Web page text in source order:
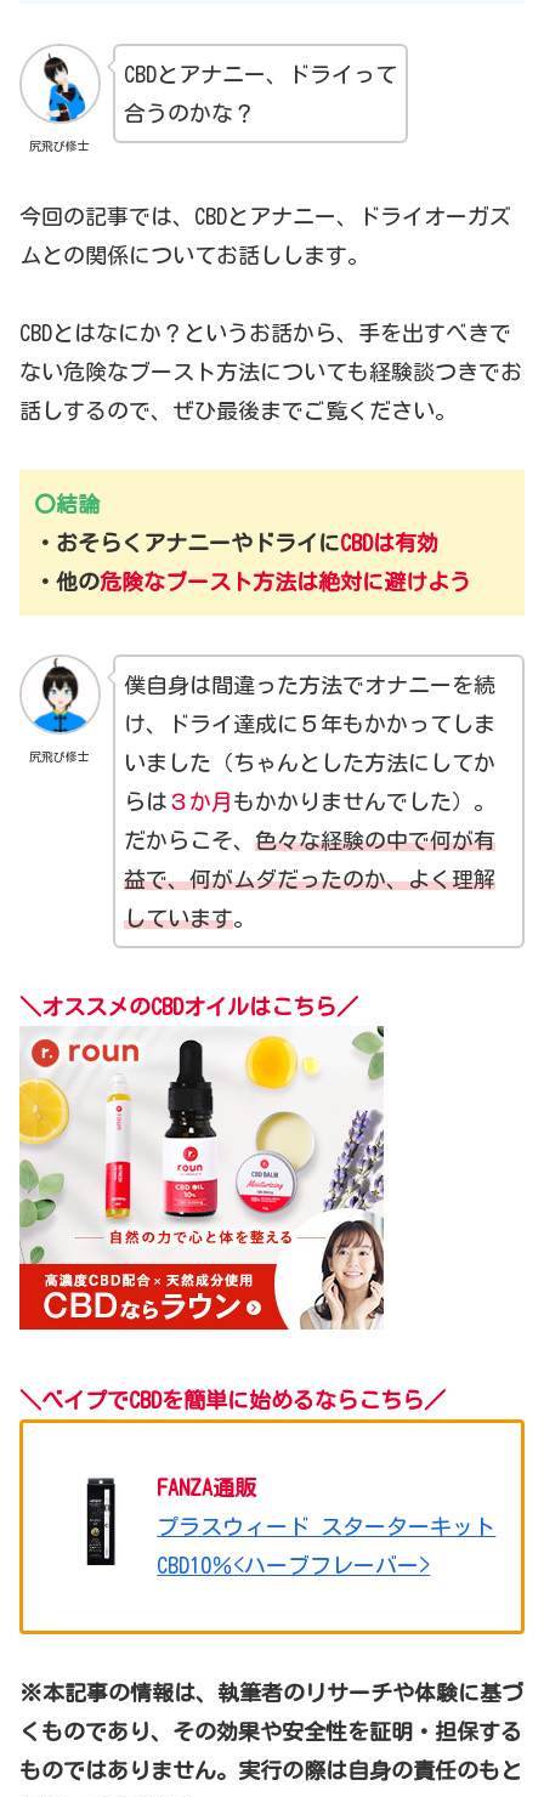
尻飛び修士
CBDとアナニー、ドライって
合うのかな？
今回の記事では、CBDとアナニー、ドライオーガズ
ムとの関係についてお話しします。
CBDとはなにか？というお話から、手を出すべきで
ない危険なブースト方法についても経験談つきでお
話しするので、ぜひ最後までご覧ください。
〇結論
・ おそらく アナニーやドライにCBDは有効
・他の危険なブースト方法は絶対に避けよう
尻飛び修士
僕自身は間違った方法でオナニーを続
け、ドライ達成に５年もかかってしま
いました（ちゃんとした方法にしてか
らは ３か月 もかかりませんでした）。
だからこそ、 色々な経験の中で何が有
益で、何がムダだったのか、よく理解
しています。
＼オススメのCBDオイルはこちら／
＼べイプでCBDを簡単に始めるならこちら ／
FANZA通販
プラスウィード スターターキット
CBD10％<ハーブフレーバー>
※本記事の情報は、執筆者のリサーチや体験に基づ
くものであり、その効果や安全性を証明・担保する
ものではありません。実行の際は自身の責任のもと